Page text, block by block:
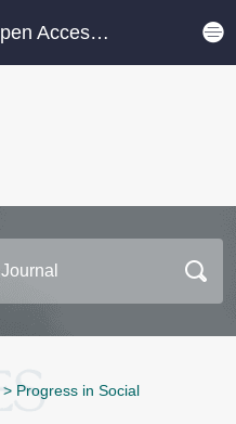
International Open Access Journal Platform
> Progress in Social